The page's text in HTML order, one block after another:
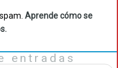
Aprende cómo se
entradas